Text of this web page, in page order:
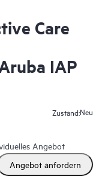
Care
IAP
Zustand:Neu
Angebot
Angebot anfordern